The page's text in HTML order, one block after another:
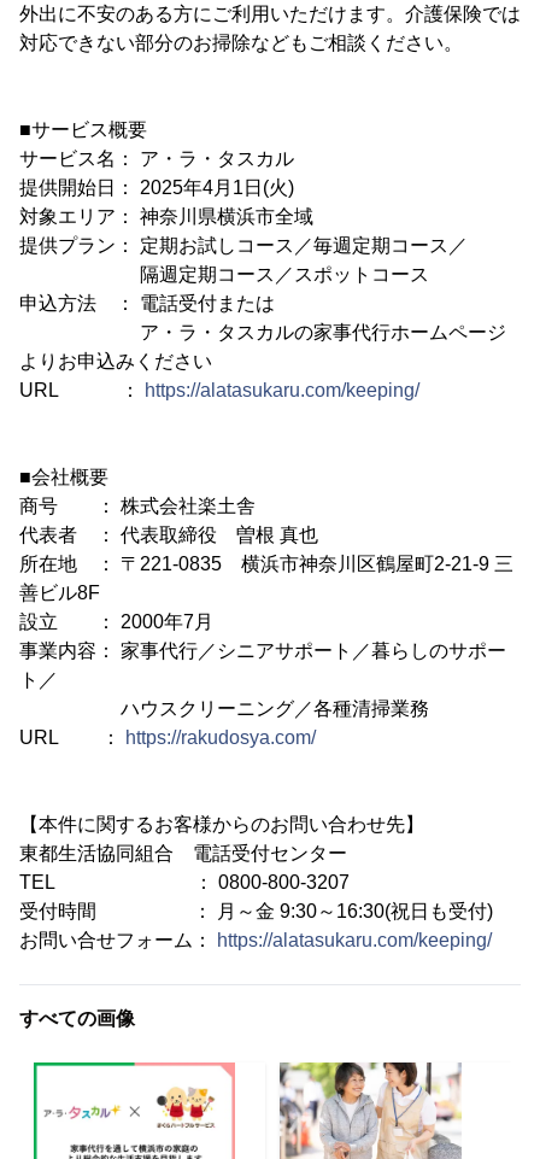
外出に不安のある方にご利用いただけます。介護保険では
対応できない部分のお掃除などもご相談ください。
■サービス概要
サービス名： ア・ラ・タスカル
提供開始日： 2025年4月1日(火)
対象エリア： 神奈川県横浜市全域
提供プラン： 定期お試しコース／毎週定期コース／
隔週定期コース／スポットコース
申込方法 ： 電話受付または
ア・ラ・タスカルの家事代行ホームページ
よりお申込みください
URL ：
https://alatasukaru.com/keeping/
■会社概要
商号 ： 株式会社楽土舎
代表者 ： 代表取締役 曽根 真也
所在地 ： 〒221-0835 横浜市神奈川区鶴屋町2-21-9 三
善ビル8F
設立 ： 2000年7月
事業内容： 家事代行／シニアサポート／暮らしのサポー
ト／
ハウスクリーニング／各種清掃業務
URL ：
https://rakudosya.com/
【本件に関するお客様からのお問い合わせ先】
東都生活協同組合 電話受付センター
TEL ： 0800-800-3207
受付時間 ： 月～金 9:30～16:30(祝日も受付)
お問い合せフォーム：
https://alatasukaru.com/keeping/
すべての画像